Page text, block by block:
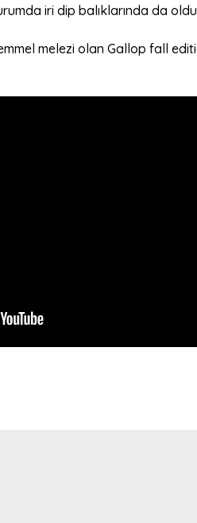
iri dip balıklarında da
melezi olan Gallop fall